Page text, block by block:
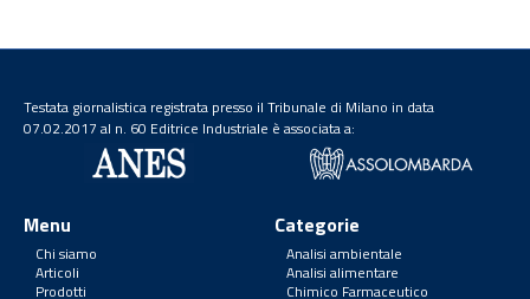
Testata giornalistica registrata presso il Tribunale di Milano in data
07.02.2017 al n. 60 Editrice Industriale è associata a:
Menu
Chi siamo
Articoli
Prodotti
Categorie
Analisi ambientale
Analisi alimentare
Chimico Farmaceutico